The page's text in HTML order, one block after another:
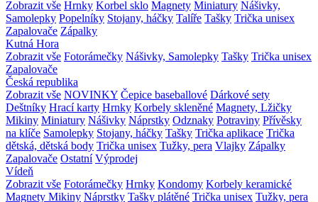
Zobrazit vše Hrnky Korbel sklo Magnety Miniatury Nášivky,
Samolepky Popelníky Stojany, háčky Talíře Tašky Trička unisex
Zapalovače Zápalky
Kutná Hora
Zobrazit vše Fotorámečky Nášivky, Samolepky Tašky Trička unisex
Zapalovače
Česká republika
Zobrazit vše NOVINKY Čepice baseballové Dárkové sety
Deštníky Hrací karty Hrnky Korbely skleněné Magnety, Lžičky
Mikiny Miniatury Nášivky Náprstky Odznaky Potraviny Přívěsky
na klíče Samolepky Stojany, háčky Tašky Trička aplikace Trička
dětská, dětská body Trička unisex Tužky, pera Vlajky Zápalky
Zapalovače Ostatní Výprodej
Vídeň
Zobrazit vše Fotorámečky Hrnky Kondomy Korbely keramické
Magnety Mikiny Náprstky Tašky plátěné Trička unisex Tužky, pera